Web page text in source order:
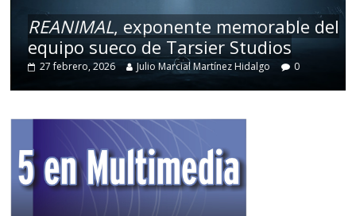
REANIMAL, exponente memorable del
equipo sueco de Tarsier Studios
27 febrero, 2026 Julio Marcial Martínez Hidalgo 0